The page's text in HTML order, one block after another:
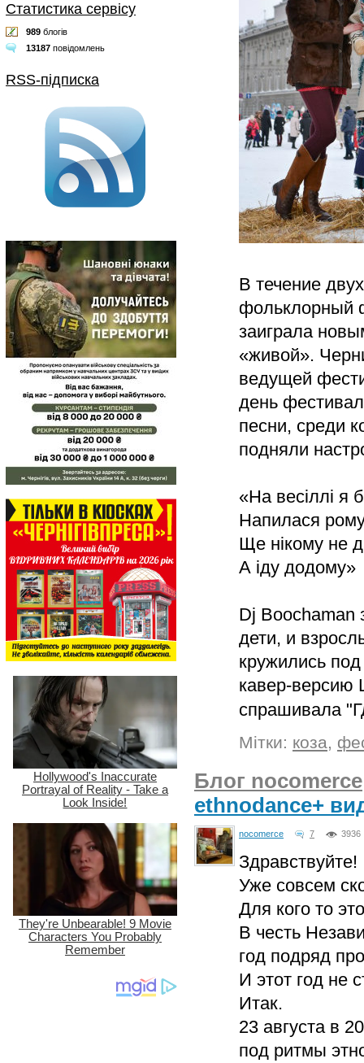
В течение
фольклорный
заиграла
«живой».
ведущей
день
песни, среди
подняли
«На весіллі я
Напилася
Ще нікому не
А іду додому»
Dj Boochaman
дети, и
кружились
кавер-версию
спрашивала
Мітки: коза,
Блог nocomerce
ethnodance+
nocomerce 7 3936
Здравствуйте!
Уже совсем
Для кого то
В честь
год подряд
И этот год не
Итак.
23 августа в
под ритмы
Статистика сервісу
989 блогів
13187 повідомлень
RSS-підписка